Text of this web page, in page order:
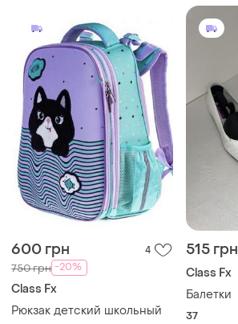
600 грн 4
750 грн -20%
Class Fx
Рюкзак детский школьный
515 грн
Class Fx
Балетки
37